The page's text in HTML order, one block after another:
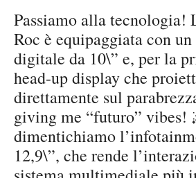
Passiamo alla tecnologia!
Roc è equipaggiata con
digitale da 10\” e, per la
head-up display che
direttamente sul
giving me “futuro” vibes!
dimentichiamo
12,9\”, che rende